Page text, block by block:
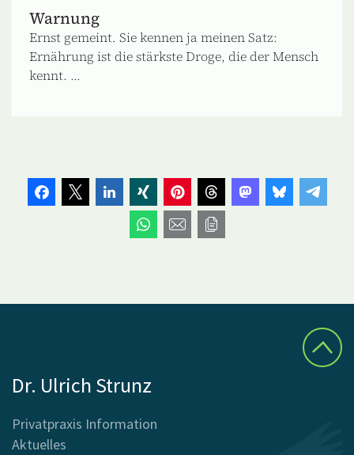
Warnung
Ernst gemeint. Sie kennen ja meinen Satz:
Ernährung ist die stärkste Droge, die der Mensch
kennt. ...
Dr. Ulrich Strunz
Privatpraxis Information
Aktuelles